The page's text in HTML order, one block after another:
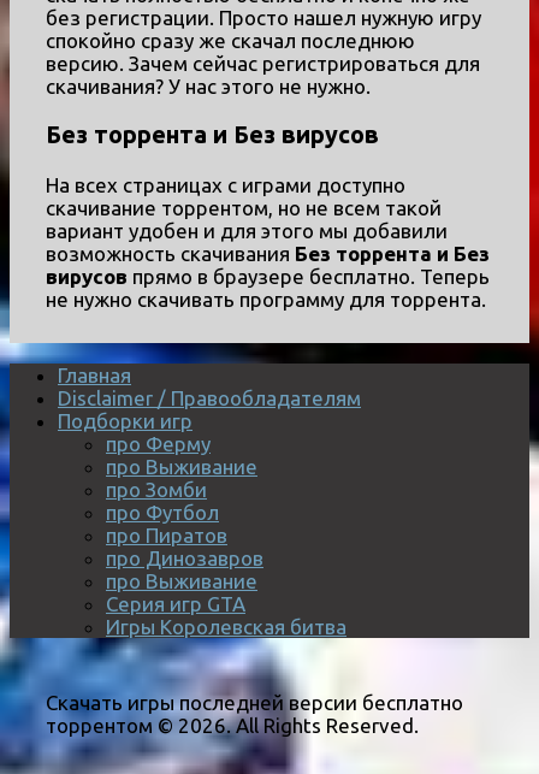
без регистрации. Просто нашел нужную игру
спокойно сразу же скачал последнюю
версию. Зачем сейчас регистрироваться для
скачивания? У нас этого не нужно.
Без торрента и Без вирусов
На всех страницах с играми доступно
скачивание торрентом, но не всем такой
вариант удобен и для этого мы добавили
возможность скачивания Без торрента и Без
вирусов прямо в браузере бесплатно. Теперь
не нужно скачивать программу для торрента.
Главная
Disclaimer / Правообладателям
Подборки игр
про Ферму
про Выживание
про Зомби
про Футбол
про Пиратов
про Динозавров
про Выживание
Серия игр GTA
Игры Королевская битва
Скачать игры последней версии бесплатно
торрентом © 2026. All Rights Reserved.